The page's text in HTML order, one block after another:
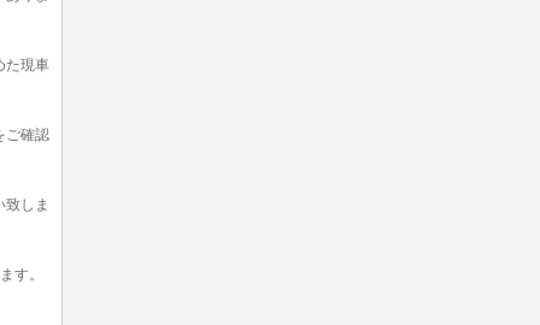
た現車
ご確認
しま
す。